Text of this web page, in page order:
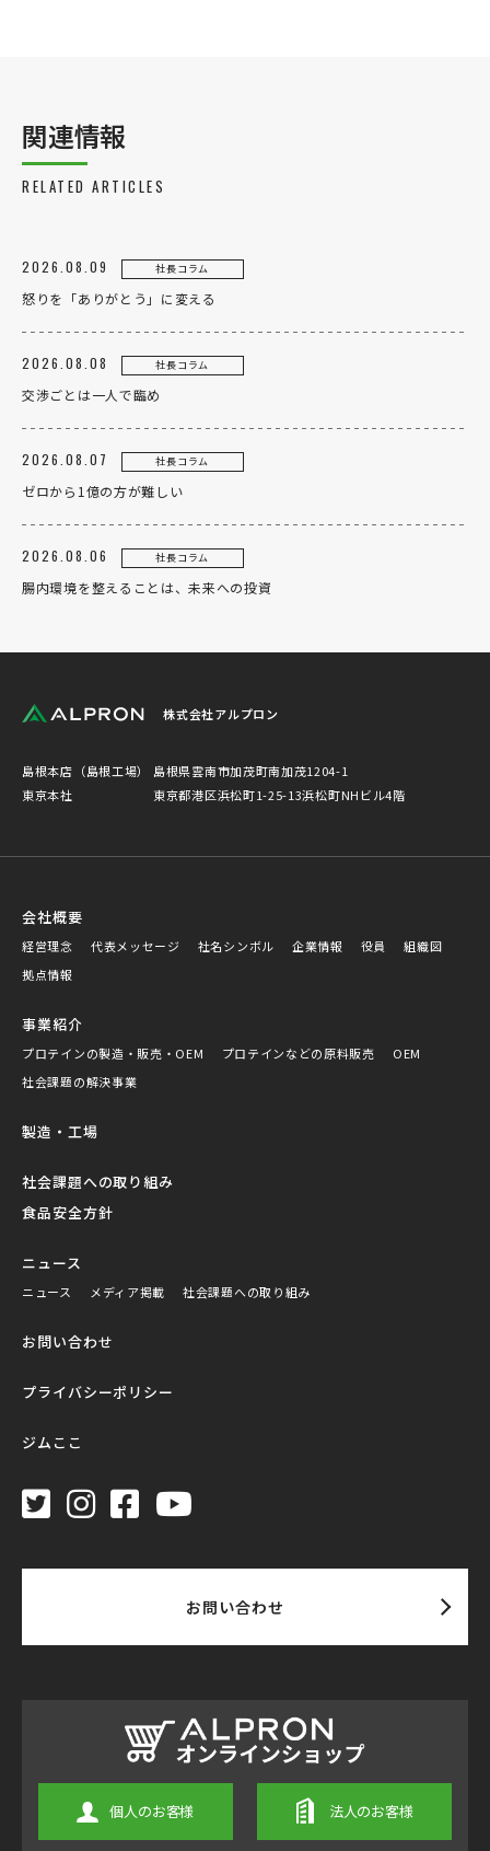
関連情報
RELATED ARTICLES
2026.08.09 社長コラム
怒りを「ありがとう」に変える
2026.08.08 社長コラム
交渉ごとは一人で臨め
2026.08.07 社長コラム
ゼロから1億の方が難しい
2026.08.06 社長コラム
腸内環境を整えることは、未来への投資
株式会社アルプロン
島根本店（島根工場）
島根県雲南市加茂町南加茂1204-1
東京本社
東京都港区浜松町1-25-13浜松町NHビル4階
会社概要
経営理念 代表メッセージ 社名シンボル 企業情報 役員
組織図
拠点情報
事業紹介
プロテインの製造・販売・OEM プロテインなどの原料販売
OEM
社会課題の解決事業
製造・工場
社会課題への取り組み
食品安全方針
ニュース
ニュース メディア掲載 社会課題への取り組み
お問い合わせ
プライバシーポリシー
ジムここ
お問い合わせ
個人のお客様 法人のお客様